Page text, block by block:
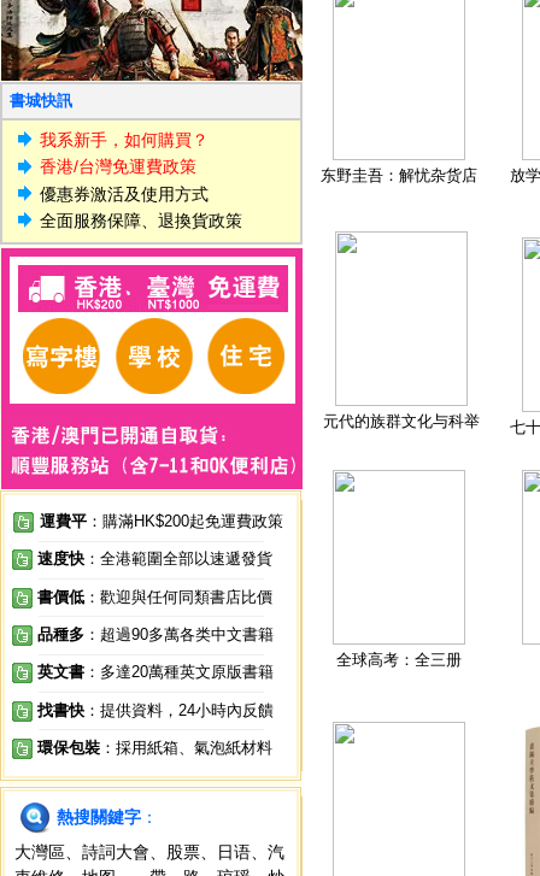
書城快訊
我系新手，如何購買？
香港/台灣免運費政策
優惠券激活及使用方式
全面服務保障、退換貨政策
運費平 ：購滿HK$200起免運費政策
速度快 ：全港範圍全部以速遞發貨
書價低 ：歡迎與任何同類書店比價
品種多 ：超過90多萬各类中文書籍
英文書 ：多達20萬種英文原版書籍
找書快 ：提供資料，24小時內反饋
環保包裝 ：採用紙箱、氣泡紙材料
熱搜關鍵字 ：
大灣區
詩詞大會 股票 日语
汽
东野圭吾：解忧杂货店 放
元代的族群文化与科举 七
全球高考：全三册